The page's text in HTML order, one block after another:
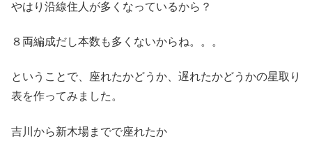
やはり沿線住人が多くなっているから？
８両編成だし本数も多くないからね。。。
ということで、座れたかどうか、遅れたかどうかの星取り
表を作ってみました。
吉川から新木場までで座れたか